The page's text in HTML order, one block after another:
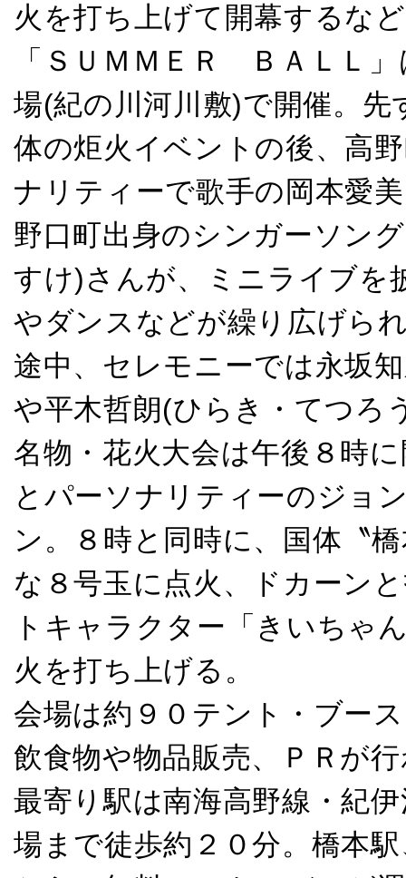
火を打ち上げて開幕するな
「ＳＵＭＭＥＲ ＢＡＬＬ
場(紀の川河川敷)で開催。
体の炬火イベントの後、高
ナリティーで歌手の岡本愛
野口町出身のシンガーソン
すけ)さんが、ミニライブを
やダンスなどが繰り広げら
途中、セレモニーでは永坂
や平木哲朗(ひらき・てつろ
名物・花火大会は午後８時
とパーソナリティーのジョ
ン。８時と同時に、国体〝
な８号玉に点火、ドカーン
トキャラクター「きいちゃ
火を打ち上げる。
会場は約９０テント・ブー
飲食物や物品販売、ＰＲが
最寄り駅は南海高野線・紀
場まで徒歩約２０分。橋本